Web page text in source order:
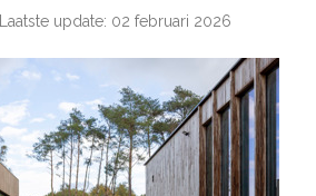
Laatste update: 02 februari 2026